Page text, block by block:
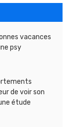
vacances
psy
de voir son
étude